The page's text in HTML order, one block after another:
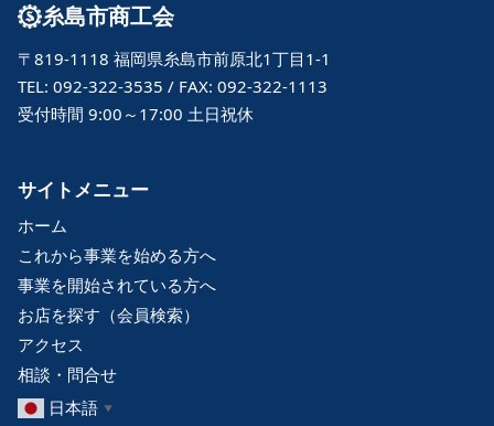
糸島市商工会
〒819-1118 福岡県糸島市前原北1丁目1-1
TEL: 092-322-3535 / FAX: 092-322-1113
受付時間 9:00～17:00 土日祝休
サイトメニュー
ホーム
これから事業を始める方へ
事業を開始されている方へ
お店を探す（会員検索）
アクセス
相談・問合せ
日本語 ▼